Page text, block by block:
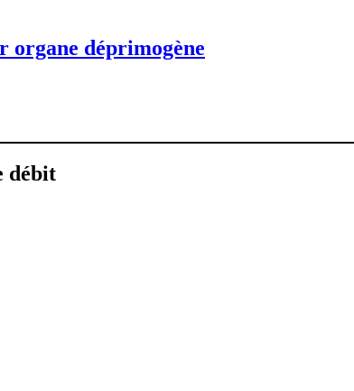
organe déprimogène
débit